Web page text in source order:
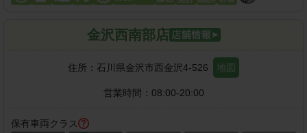
金沢西南部店
住所： 石川県金沢市西金沢4-526 地図
営業時間： 08:00-20:00
保有車両クラス